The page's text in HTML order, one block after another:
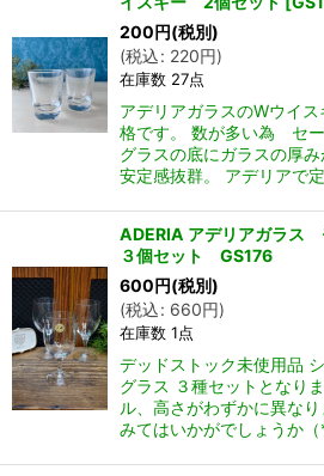
200円(税別)
(税込: 220円)
在庫数 27点
アデリアガラスのWウイ
格です。 数が多い為 セー
グラスの底にガラスの厚
安定感抜群。 アデリアで
ADERIA アデリアガラス
３個セット GS176
600円(税別)
(税込: 660円)
在庫数 1点
デッドストック未使用品
グラス ３種セットとなり
ル、高さがわずかに異な
みてはいかがでしょうか